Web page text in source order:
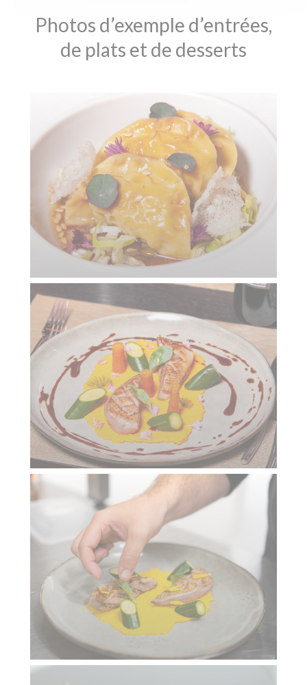
Photos d’exemple d’entrées,
de plats et de desserts